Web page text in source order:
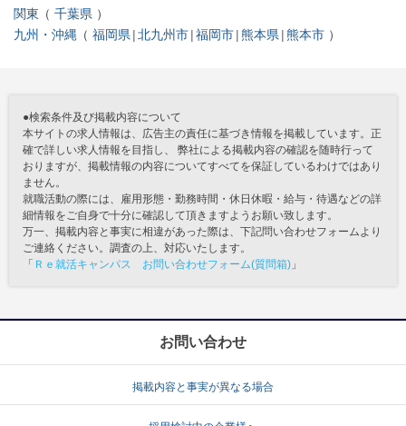
関東
千葉県
九州・沖縄
福岡県 北九州市 福岡市 熊本県 熊本市
●検索条件及び掲載内容について
本サイトの求人情報は、広告主の責任に基づき情報を掲載しています。正
確で詳しい求人情報を目指し、 弊社による掲載内容の確認を随時行って
おりますが、掲載情報の内容についてすべてを保証しているわけではあり
ません。
就職活動の際には、雇用形態・勤務時間・休日休暇・給与・待遇などの詳
細情報をご自身で十分に確認して頂きますようお願い致します。
万一、掲載内容と事実に相違があった際は、下記問い合わせフォームより
ご連絡ください。調査の上、対応いたします。
「 Ｒｅ就活キャンパス お問い合わせフォーム(質問箱) 」
お問い合わせ
掲載内容と事実が異なる場合